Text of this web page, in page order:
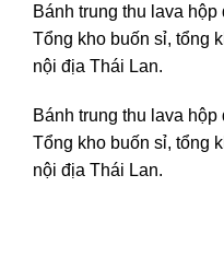
Bánh trung thu lava
Tổng kho buốn sỉ, tổng
nội địa Thái Lan.
Bánh trung thu lava
Tổng kho buốn sỉ, tổng
nội địa Thái Lan.